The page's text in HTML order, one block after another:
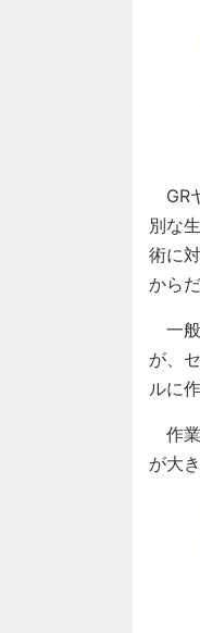
GR
別な
術に
からだ
一般
が、
ルに
作業
が大